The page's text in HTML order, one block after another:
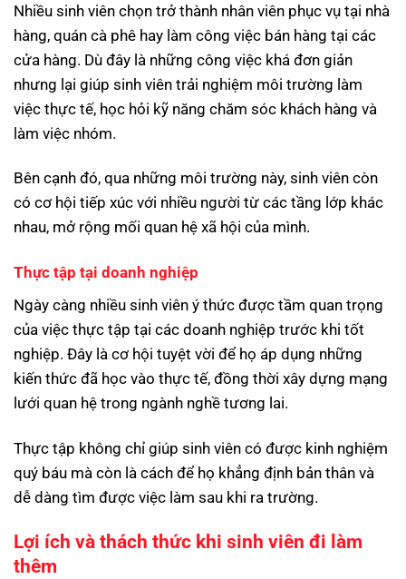
Nhiều sinh viên chọn trở thành nhân viên phục vụ tại nhà
hàng, quán cà phê hay làm công việc bán hàng tại các
cửa hàng. Dù đây là những công việc khá đơn giản
nhưng lại giúp sinh viên trải nghiệm môi trường làm
việc thực tế, học hỏi kỹ năng chăm sóc khách hàng và
làm việc nhóm.
Bên cạnh đó, qua những môi trường này, sinh viên còn
có cơ hội tiếp xúc với nhiều người từ các tầng lớp khác
nhau, mở rộng mối quan hệ xã hội của mình.
Thực tập tại doanh nghiệp
Ngày càng nhiều sinh viên ý thức được tầm quan trọng
của việc thực tập tại các doanh nghiệp trước khi tốt
nghiệp. Đây là cơ hội tuyệt vời để họ áp dụng những
kiến thức đã học vào thực tế, đồng thời xây dựng mạng
lưới quan hệ trong ngành nghề tương lai.
Thực tập không chỉ giúp sinh viên có được kinh nghiệm
quý báu mà còn là cách để họ khẳng định bản thân và
dễ dàng tìm được việc làm sau khi ra trường.
Lợi ích và thách thức khi sinh viên đi làm
thêm